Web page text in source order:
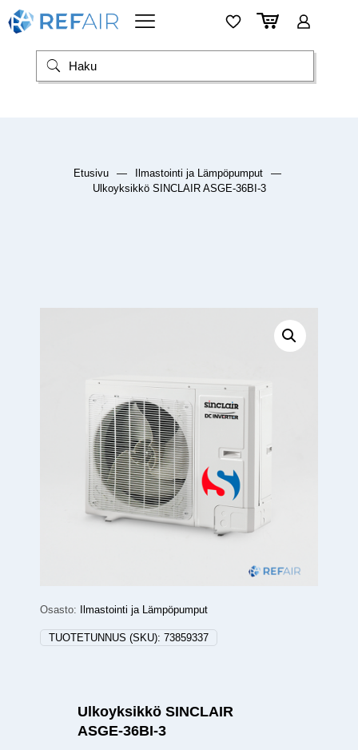
Etusivu — Ilmastointi ja Lämpöpumput
—
Ulkoyksikkö SINCLAIR ASGE-36BI-3
Osasto: Ilmastointi ja Lämpöpumput
TUOTETUNNUS (SKU): 73859337
Ulkoyksikkö SINCLAIR
ASGE-36BI-3